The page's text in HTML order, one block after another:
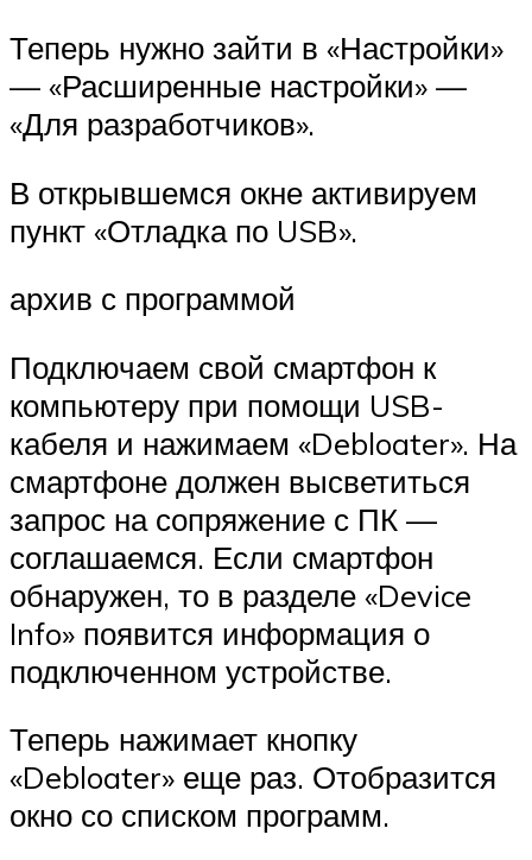
Теперь нужно зайти в «Настройки»
— «Расширенные настройки» —
«Для разработчиков».
В открывшемся окне активируем
пункт «Отладка по USB».
архив с программой
Подключаем свой смартфон к
компьютеру при помощи USB-
кабеля и нажимаем «Debloater». На
смартфоне должен высветиться
запрос на сопряжение с ПК —
соглашаемся. Если смартфон
обнаружен, то в разделе «Device
Info» появится информация о
подключенном устройстве.
Теперь нажимает кнопку
«Debloater» еще раз. Отобразится
окно со списком программ.